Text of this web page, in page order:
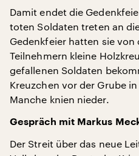
Damit endet die
toten Soldaten treten an
Gedenkfeier hatten sie
Teilnehmern kleine
gefallenen Soldaten
Kreuzchen vor der Grube
Manche knien nieder.
Gespräch mit Markus
Der Streit über das neue